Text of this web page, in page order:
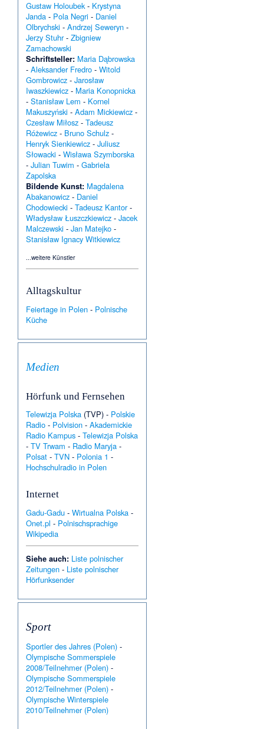
Gustaw Holoubek- Krystyna
Janda - Pola Negri - Daniel
Olbrychski -Andrzej Seweryn -
Jerzy Stuhr-Zbigniew
Zamachowski
Schriftsteller: Maria Dąbrowska
-Aleksander Fredro -Witold
Gombrowicz -Jarosław
Iwaszkiewicz - Maria Konopnicka
-Stanisław Lem - Kornel
Makuszyński -Adam Mickiewicz -
Czesław Miłosz -Tadeusz
Różewicz - Bruno Schulz -
Henryk Sienkiewicz -Juliusz
Słowacki -Wisława Szymborska
-Julian Tuwim -Gabriela
Zapolska
Bildende Kunst: Magdalena
Abakanowicz - Daniel
Chodowiecki -Tadeusz Kantor-
Władysław Łuszczkiewicz -Jacek
Malczewski -Jan Matejko -
Stanisław Ignacy Witkiewicz
...weitere Künstler
Alltagskultur
Feiertage in Polen - Polnische
Küche
Medien
Hörfunk und Fernsehen
Telewizja Polska (TVP) - Polskie
Radio - Polvision -Akademickie
Radio Kampus -Telewizja Polska
-TV Trwam - Radio Maryja -
Polsat -TVN - Polonia 1 -
Hochschulradio in Polen
Internet
Gadu-Gadu -Wirtualna Polska -
Onet.pl - Polnischsprachige
Wikipedia
Siehe auch: Liste polnischer
Zeitungen - Liste polnischer
Hörfunksender
Sport
Sportler des Jahres (Polen) -
Olympische Sommerspiele
2008/Teilnehmer (Polen) -
Olympische Sommerspiele
2012/Teilnehmer (Polen) -
Olympische Winterspiele
2010/Teilnehmer (Polen)